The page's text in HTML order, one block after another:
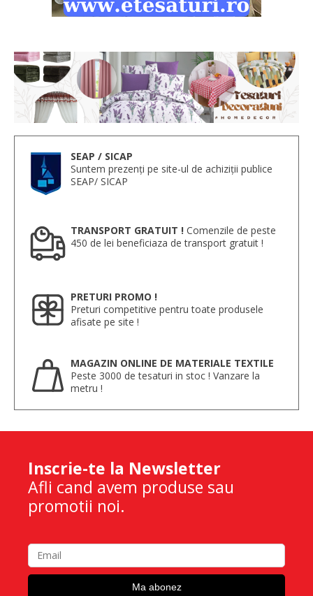
SEAP / SICAP
Suntem prezenți pe site-ul de achiziții publice
SEAP/ SICAP
TRANSPORT GRATUIT ! Comenzile de peste
450 de lei beneficiaza de transport gratuit !
PRETURI PROMO !
Preturi competitive pentru toate produsele
afisate pe site !
MAGAZIN ONLINE DE MATERIALE TEXTILE
Peste 3000 de tesaturi in stoc ! Vanzare la
metru !
Inscrie-te la Newsletter
Afli cand avem produse sau
promotii noi.